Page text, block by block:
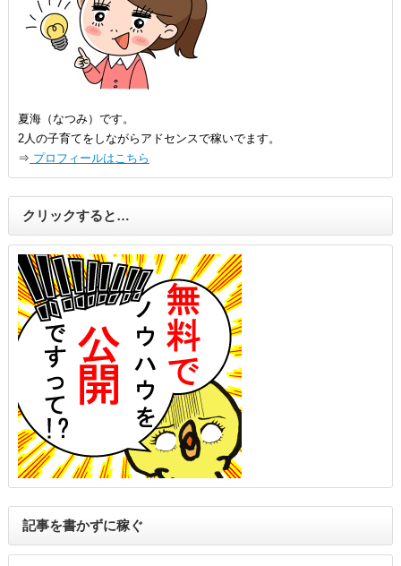
夏海（なつみ）です。
2人の子育てをしながらアドセンスで稼いでます。
⇒ プロフィールはこちら
クリックすると…
記事を書かずに稼ぐ